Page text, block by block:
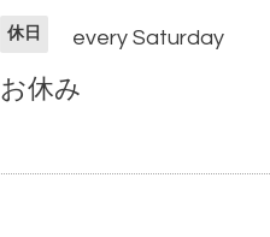
休日 every Saturday
お休み